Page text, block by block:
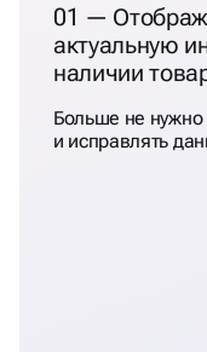
01 —
актуальную
наличии
Больше не нужно
и исправлять